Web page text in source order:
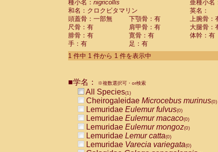
CebidaeSaguinus mystax
CebidaeSaguinus nigricollis (1)
Cebidae Saguinus oedipus
Cebidae Saguinus weddelli
Cebidae Saguinusspp.
Cebidae Aotus trivirgatus
Cebidae Cebus albifrons
CebidaeCebus nigrivittatus
CebidaeCebus
CebidaeSaimiri boliviensis(0)
CebidaeSaimiri sciureus(0)
AtelidaeAlouatta caraya(0)
AtelidaeAlouatta fusca(0)
AtelidaeAlouatta seniculus
AtelidaeAlouattaspp.(0)
種小名： nigricollis
亜種小名
和名：クロクビタマリン
英名：
頭蓋骨：一部無
下顎骨：有
上腕骨：
尺骨：有
肩甲骨：有
大腿骨：
腓骨：有
寛骨：有
体幹：有
手：有
足：有
1 件中 1 件から 1 件を表示中
■学名： ※複数選択可・or検索
All Species(1)
Cheirogaleidae Microcebus murinus(0)
Lemuridae Eulemur fulvus(0)
Lemuridae Eulemur macaco(0)
Lemuridae Eulemur mongoz(0)
Lemuridae Lemur catta(0)
Lemuridae Varecia variegata(0)